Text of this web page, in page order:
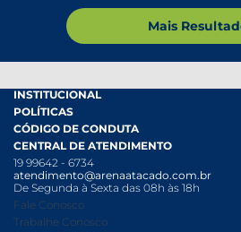
Mais
INSTITUCIONAL
Arena Mais
Fácil Pra Pagar
Ofertas
Folheto
Nossas Lojas
Nossa História
Relatório Transparência Salarial
POLÍTICAS
Termos de uso
Política de Trocas e Devoluções
Política de Privacidade
Política Anticorrupção
Política de entrega e Retirada
Política de Pagamento
CÓDIGO DE CONDUTA
Código de conduta PDF
Canal de Denúncias
Canal de Denúncias da Mulher
CENTRAL DE ATENDIMENTO
19 99642 - 6734
atendimento@arenaatacado.com.br
De Segunda à Sexta das 08h às 18h
Fale Conosco
Trabalhe Conosco